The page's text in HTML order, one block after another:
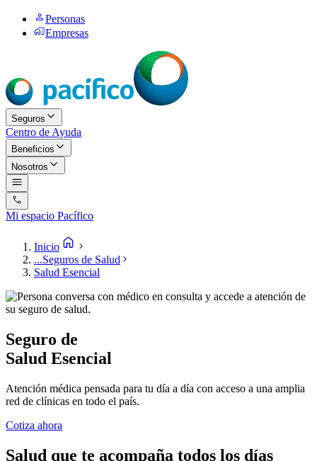
Personas
Empresas
Seguros
Centro de Ayuda
Beneficios
Nosotros
Mi espacio Pacífico
Inicio
...Seguros de Salud
Salud Esencial
Seguro de
Salud Esencial
Atención médica pensada para tu día a día con acceso a una amplia
red de clínicas en todo el país.
Cotiza ahora
Salud que te acompaña todos los días